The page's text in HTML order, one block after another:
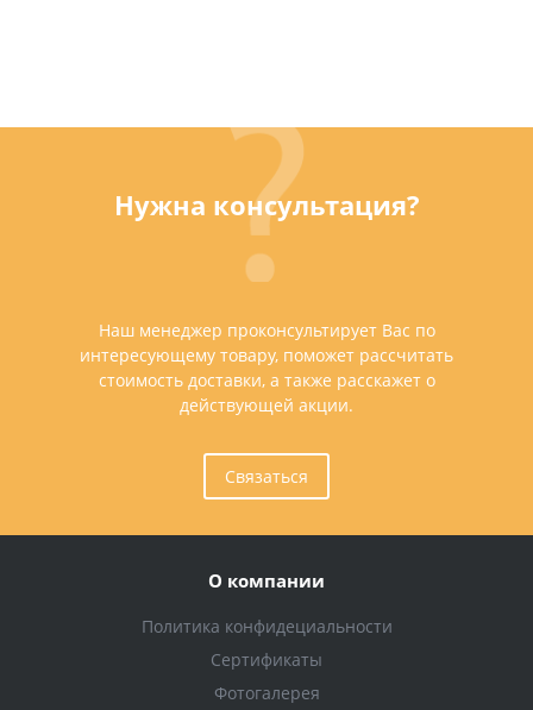
Нужна консультация?
Наш менеджер проконсультирует Вас по
интересующему товару, поможет рассчитать
стоимость доставки, а также расскажет о
действующей акции.
Связаться
О компании
Политика конфидециальности
Сертификаты
Фотогалерея